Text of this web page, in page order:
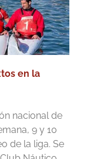
en la
nacional de
9 y 10
de la liga. Se